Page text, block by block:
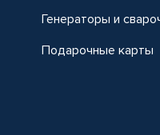
Генераторы и
Подарочные карты